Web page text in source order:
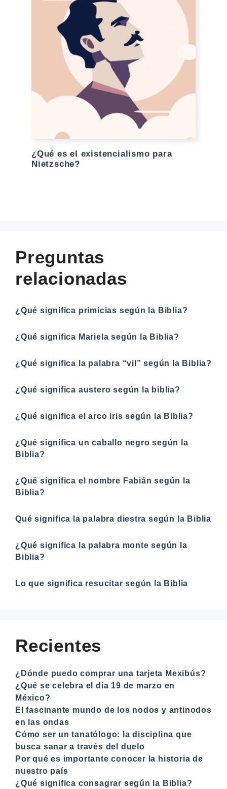
¿Qué es el existencialismo para
Nietzsche?
Preguntas
relacionadas
¿Qué significa primicias según la Biblia?
¿Qué significa Mariela según la Biblia?
¿Qué significa la palabra “vil” según la Biblia?
¿Qué significa austero según la biblia?
¿Qué significa el arco iris según la Biblia?
¿Qué significa un caballo negro según la
Biblia?
¿Qué significa el nombre Fabián según la
Biblia?
Qué significa la palabra diestra según la Biblia
¿Qué significa la palabra monte según la
Biblia?
Lo que significa resucitar según la Biblia
Recientes
¿Dónde puedo comprar una tarjeta Mexibús?
¿Qué se celebra el día 19 de marzo en
México?
El fascinante mundo de los nodos y antinodos
en las ondas
Cómo ser un tanatólogo: la disciplina que
busca sanar a través del duelo
Por qué es importante conocer la historia de
nuestro país
¿Qué significa consagrar según la Biblia?